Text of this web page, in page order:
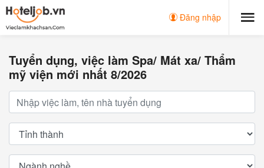
Đăng nhập
Tuyển dụng, việc làm Spa/ Mát xa/ Thẩm
mỹ viện mới nhất 8/2026